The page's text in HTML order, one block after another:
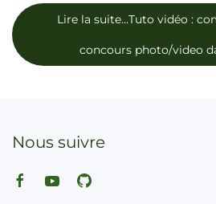
Lire la suite...Tuto vidéo :
concours photo/video
Nous suivre